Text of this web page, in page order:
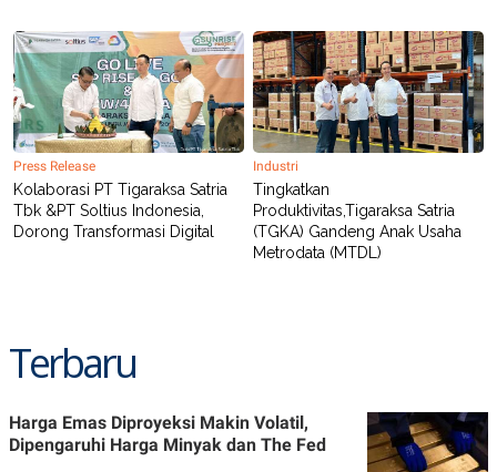
L
A
N
G
G
A
N
N
C
E
K
I
N
E
R
J
A
M
I
T
A
P
V
E
I
S
I
Press Release
Kolaborasi PT Tigaraksa Satria
Tbk &PT Soltius Indonesia,
Dorong Transformasi Digital
Industri
Tingkatkan
Produktivitas,Tigaraksa Satria
(TGKA) Gandeng Anak Usaha
Metrodata (MTDL)
Terbaru
Harga Emas Diproyeksi Makin Volatil,
Dipengaruhi Harga Minyak dan The Fed